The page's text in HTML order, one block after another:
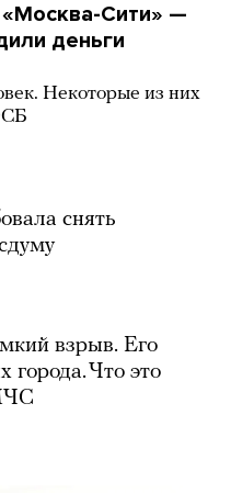
«Москва-Сити» —
деньги
Некоторые из них
снять
взрыв. Его
города. Что это